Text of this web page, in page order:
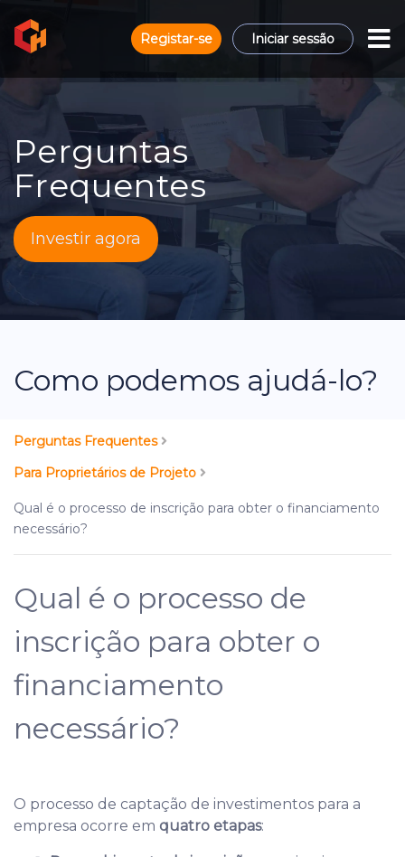
Registar-se Iniciar sessão
Perguntas
Frequentes
Investir agora
Como podemos ajudá-lo?
Perguntas Frequentes
Para Proprietários de Projeto
Qual é o processo de inscrição para obter o financiamento
necessário?
Qual é o processo de
inscrição para obter o
financiamento
necessário?
O processo de captação de investimentos para a
empresa ocorre em quatro etapas: